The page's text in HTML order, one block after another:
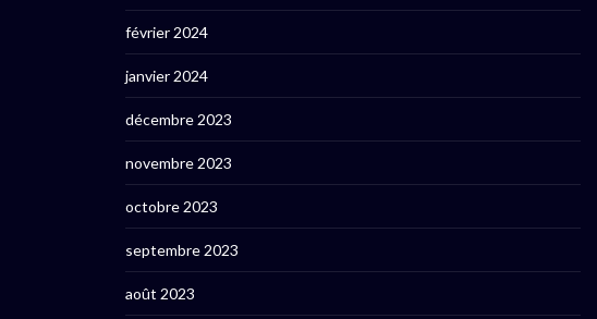
février 2024
janvier 2024
décembre 2023
novembre 2023
octobre 2023
septembre 2023
août 2023